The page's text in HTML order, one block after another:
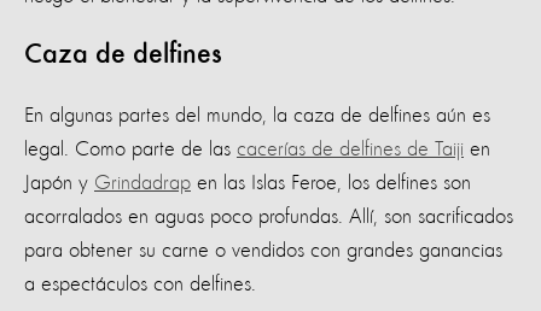
Caza de delfines
En algunas partes del mundo, la caza de delfines aún es
legal. Como parte de las cacerías de delfines de Taiji en
Japón y Grindadrap en las Islas Feroe, los delfines son
acorralados en aguas poco profundas. Allí, son sacrificados
para obtener su carne o vendidos con grandes ganancias
a espectáculos con delfines.